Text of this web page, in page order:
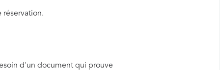
d'un document qui prouve